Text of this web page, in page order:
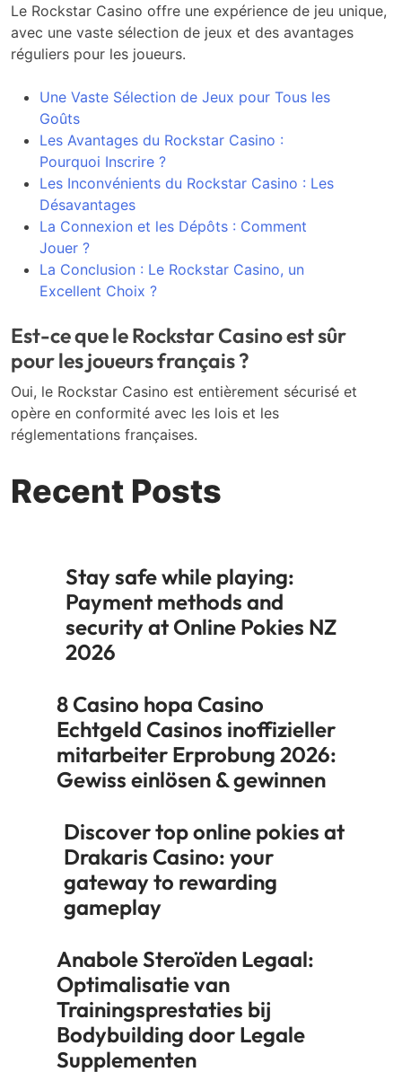
Le Rockstar Casino offre une expérience de jeu unique,
avec une vaste sélection de jeux et des avantages
réguliers pour les joueurs.
Une Vaste Sélection de Jeux pour Tous les
Goûts
Les Avantages du Rockstar Casino :
Pourquoi Inscrire ?
Les Inconvénients du Rockstar Casino : Les
Désavantages
La Connexion et les Dépôts : Comment
Jouer ?
La Conclusion : Le Rockstar Casino, un
Excellent Choix ?
Est-ce que le Rockstar Casino est sûr
pour les joueurs français ?
Oui, le Rockstar Casino est entièrement sécurisé et
opère en conformité avec les lois et les
réglementations françaises.
Recent Posts
Stay safe while playing:
Payment methods and
security at Online Pokies NZ
2026
8 Casino hopa Casino
Echtgeld Casinos inoffizieller
mitarbeiter Erprobung 2026:
Gewiss einlösen & gewinnen
Discover top online pokies at
Drakaris Casino: your
gateway to rewarding
gameplay
Anabole Steroïden Legaal:
Optimalisatie van
Trainingsprestaties bij
Bodybuilding door Legale
Supplementen